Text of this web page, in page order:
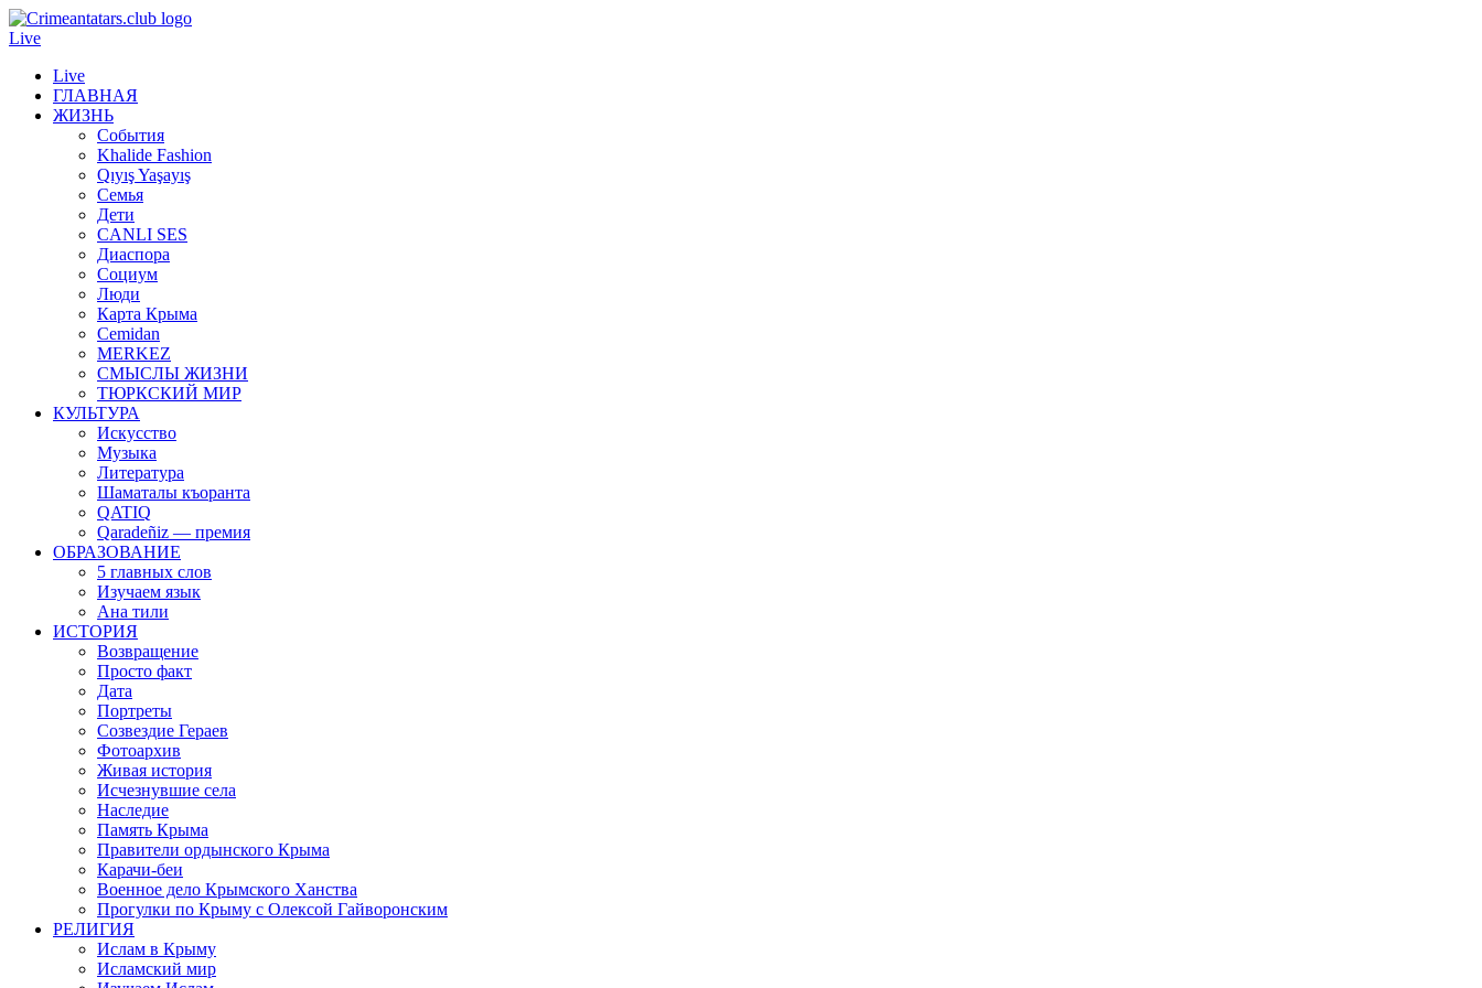
Live
Live
ГЛАВНАЯ
ЖИЗНЬ
События
Khalide Fashion
Qıyış Yaşayış
Семья
Дети
CANLI SES
Диаспора
Социум
Люди
Карта Крыма
Cemidan
МERKEZ
СМЫСЛЫ ЖИЗНИ
ТЮРКСКИЙ МИР
КУЛЬТУРА
Искусство
Музыка
Литература
Шаматалы къоранта
QATIQ
Qaradeñiz — премия
ОБРАЗОВАНИЕ
5 главных слов
Изучаем язык
Ана тили
ИСТОРИЯ
Возвращение
Просто факт
Дата
Портреты
Созвездие Гераев
Фотоархив
Живая история
Исчезнувшие села
Наследие
Память Крыма
Правители ордынского Крыма
Карачи-беи
Военное дело Крымского Ханства
Прогулки по Крыму с Олексой Гайворонским
РЕЛИГИЯ
Ислам в Крыму
Исламский мир